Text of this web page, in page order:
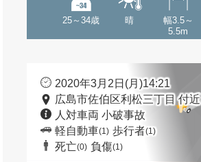
25～34歳 晴
幅3.5～
5.5m
2020年3月2日(月)14:21
広島市佐伯区利松三丁目 付近
人対車両 小破事故
軽自動車(1) 歩行者(1)
死亡(0) 負傷(1)